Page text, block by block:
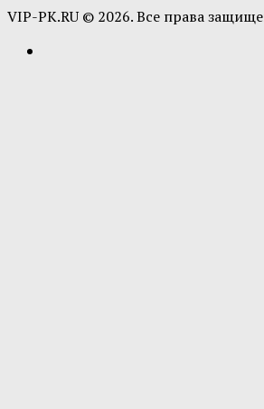
VIP-PK.RU © 2026. Все права